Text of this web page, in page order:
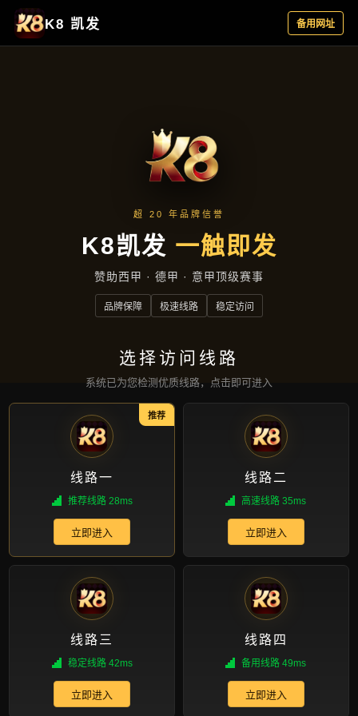
品牌故事
首页 品牌故事